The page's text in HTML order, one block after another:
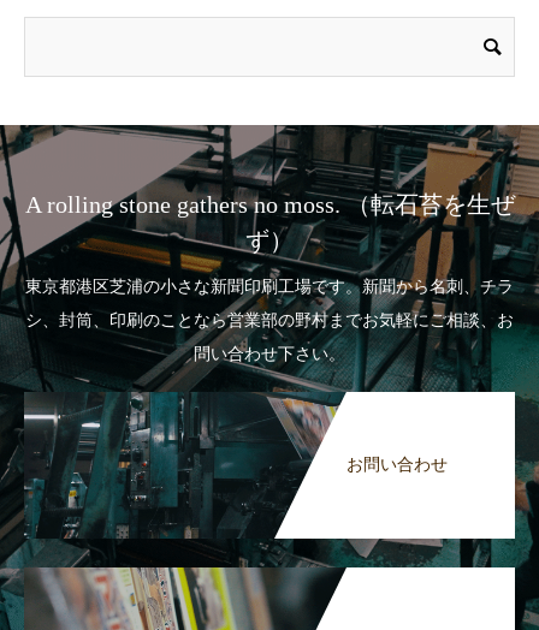
A rolling stone gathers no moss. （転石苔を生ぜ
ず）
東京都港区芝浦の小さな新聞印刷工場です。新聞から名刺、チラ
シ、封筒、印刷のことなら営業部の野村までお気軽にご相談、お
問い合わせ下さい。
お問い合わせ